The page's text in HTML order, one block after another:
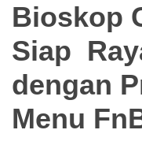
Bioskop
Siap
dengan
Menu